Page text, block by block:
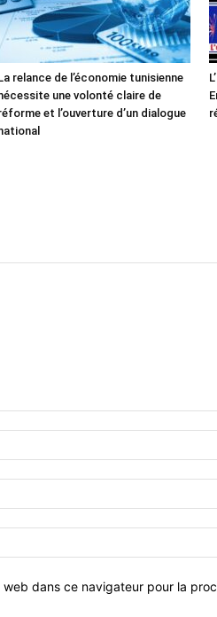
relance de l’économie tunisienne
une volonté claire de
et l’ouverture d’un dialogue
dans ce navigateur pour la